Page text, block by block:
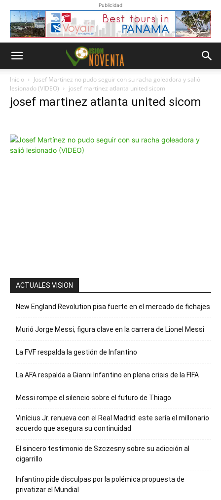
Publicidad
Inicio
Josef Martínez no pudo seguir con su racha goleadora y salió
lesionado (VIDEO)
josef martinez atlanta united sicom
josef martinez atlanta united sicom
Whatsapp
ACTUALES VISION
New England Revolution pisa fuerte en el mercado de fichajes
Murió Jorge Messi, figura clave en la carrera de Lionel Messi
La FVF respalda la gestión de Infantino
La AFA respalda a Gianni Infantino en plena crisis de la FIFA
Messi rompe el silencio sobre el futuro de Thiago
Vinícius Jr. renueva con el Real Madrid: este sería el millonario
acuerdo que asegura su continuidad
El sincero testimonio de Szczesny sobre su adicción al
cigarrillo
Infantino pide disculpas por la polémica propuesta de
privatizar el Mundial